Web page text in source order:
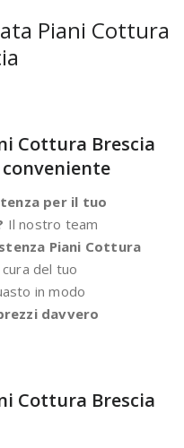
Piani Cottura
Cottura Brescia
per il tuo
Il nostro team
Piani Cottura
del tuo
in modo
davvero
Cottura Brescia